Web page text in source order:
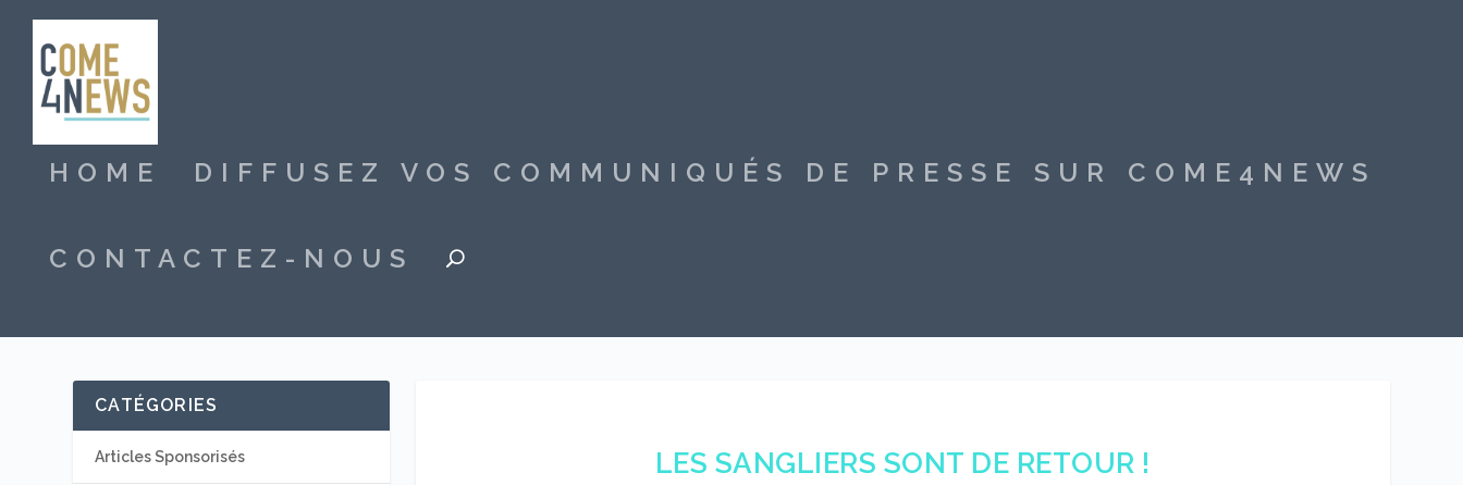
HOME DIFFUSEZ VOS COMMUNIQUÉS DE PRESSE SUR COME4NEWS
CONTACTEZ-NOUS
LES SANGLIERS SONT DE RETOUR !
CATÉGORIES
Articles Sponsorisés